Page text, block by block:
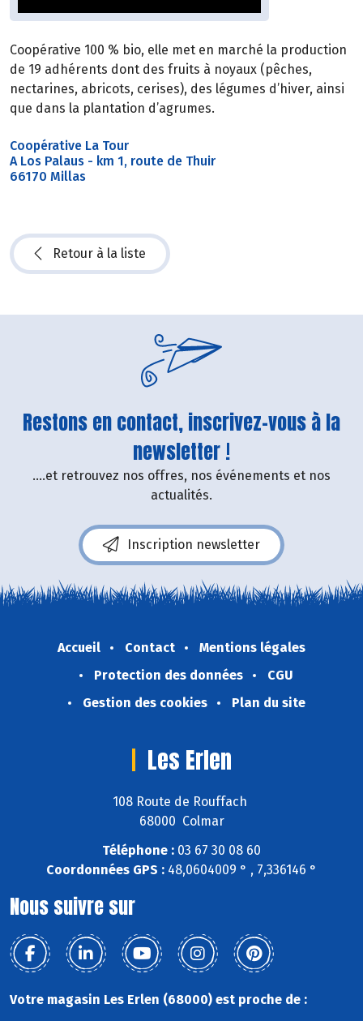
Coopérative 100 % bio, elle met en marché la production
de 19 adhérents dont des fruits à noyaux (pêches,
nectarines, abricots, cerises), des légumes d’hiver, ainsi
que dans la plantation d’agrumes.
Coopérative La Tour
A Los Palaus - km 1, route de Thuir
66170 Millas
Retour à la liste
Restons en contact, inscrivez-vous à la
newsletter !
....et retrouvez nos offres, nos événements et nos
actualités.
Inscription newsletter
Accueil Contact
Mentions légales
Protection des données
CGU
Gestion des cookies
Plan du site
Les Erlen
108 Route de Rouffach
68000 Colmar
Téléphone : 03 67 30 08 60
Coordonnées GPS : 48,0604009 ° , 7,336146 °
Nous suivre sur
Votre magasin Les Erlen (68000) est proche de :